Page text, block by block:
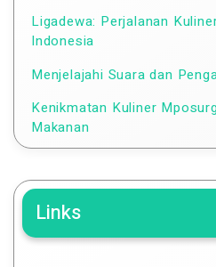
Ligadewa: Perjalanan
Indonesia
Menjelajahi Suara dan
Kenikmatan Kuliner
Makanan
Links